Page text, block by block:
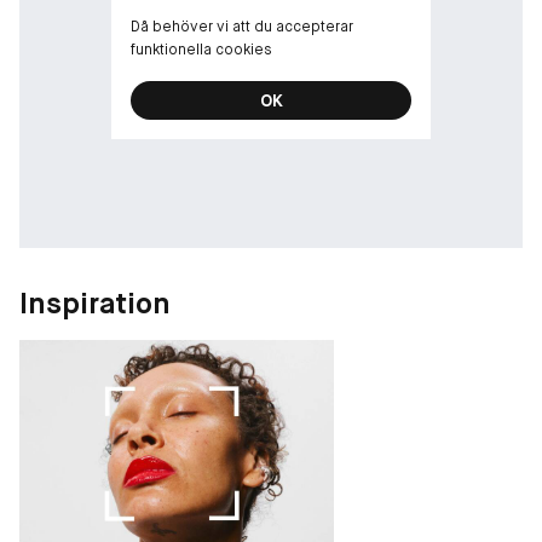
Då behöver vi att du accepterar
funktionella cookies
OK
Inspiration